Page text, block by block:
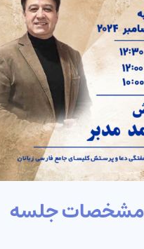
مشخصات جلسه